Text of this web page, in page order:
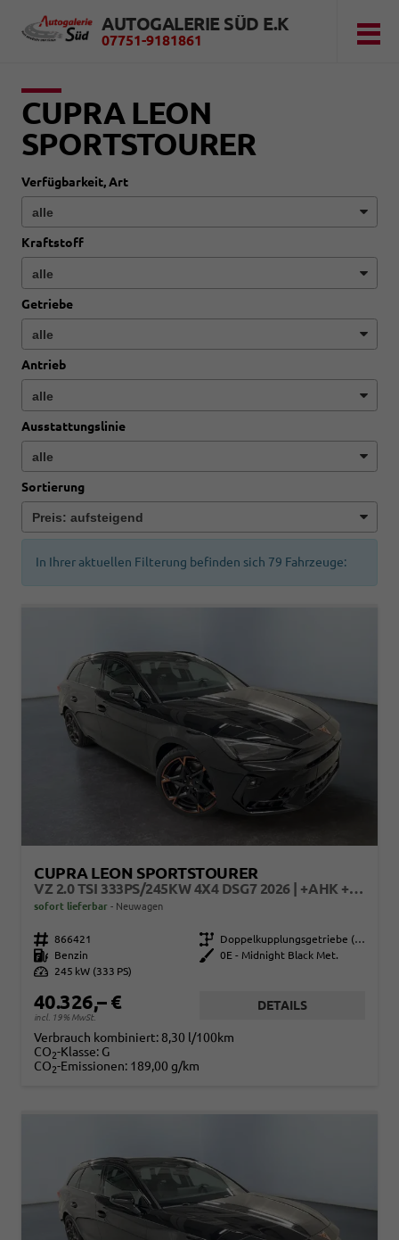
AUTOGALERIE SÜD E.K
07751-9181861
CUPRA LEON
SPORTSTOURER
Verfügbarkeit, Art
Kraftstoff
Getriebe
Antrieb
Ausstattungslinie
Sortierung
In Ihrer aktuellen Filterung befinden sich 79 Fahrzeuge:
CUPRA LEON SPORTSTOURER
VZ 2.0 TSI 333PS/245KW 4X4 DSG7 2026 | +AHK +PANO +NAVI +MATRIX +IMMERSIVE +5J ERW. GARANTIE
sofort lieferbar Neuwagen
Fahrzeugnr. 866421 Getriebe
Doppelkupplungsgetriebe (DSG)
Kraftstoff
Benzin Außenfarbe
0E - Midnight Black Met.
Leistung
245 kW (333 PS)
40.326,– €
incl. 19% MwSt.
DETAILS
Verbrauch kombiniert: 8,30 l/100km
CO2-Klasse: G
CO2-Emissionen: 189,00 g/km